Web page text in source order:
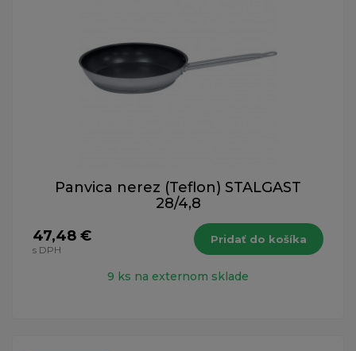
Panvica nerez (Teflon) STALGAST
28/4,8
47,48 €
s DPH
Pridať do košíka
9 ks na externom sklade